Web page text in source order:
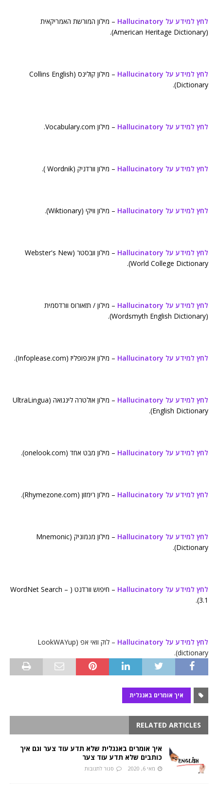
לחץ למידע על Hallucinatory
– מילון המורשת האמריקאית
(American Heritage Dictionary).
לחץ למידע על Hallucinatory
– מילון קולינס (Collins English
Dictionary).
לחץ למידע על Hallucinatory – מילון Vocabulary.com.
לחץ למידע על Hallucinatory – מילון וורדניק (Wordnik ).
לחץ למידע על Hallucinatory – מילון וויקי (Wiktionary).
לחץ למידע על Hallucinatory
– מילון וובסטר (Webster's New
World College Dictionary).
לחץ למידע על Hallucinatory
– מילון / תזאורוס וורדסמית
(Wordsmyth English Dictionary).
לחץ למידע על Hallucinatory – מילון אינפופליז (Infoplease.com).
לחץ למידע על Hallucinatory
– מילון אולטרה לינגואה (UltraLingua
English Dictionary).
לחץ למידע על Hallucinatory – מילון מבט אחד (onelook.com).
לחץ למידע על Hallucinatory – מילון רימזון (Rhymezone.com).
לחץ למידע על Hallucinatory
– מילון מנמוניק (Mnemonic
Dictionary).
לחץ למידע על Hallucinatory
– חיפוש וורדנט ( WordNet Search –
3.1).
לחץ למידע על Hallucinatory
– לוק וואי אפ (LookWAYup
dictionary).
איך אומרים באנגלית
RELATED ARTICLES
איך אומרים באנגלית שלא תדע עוד צער וגם איך
כותבים שלא תדע עוד צער
מאי 6, 2020 סגור לתגובות